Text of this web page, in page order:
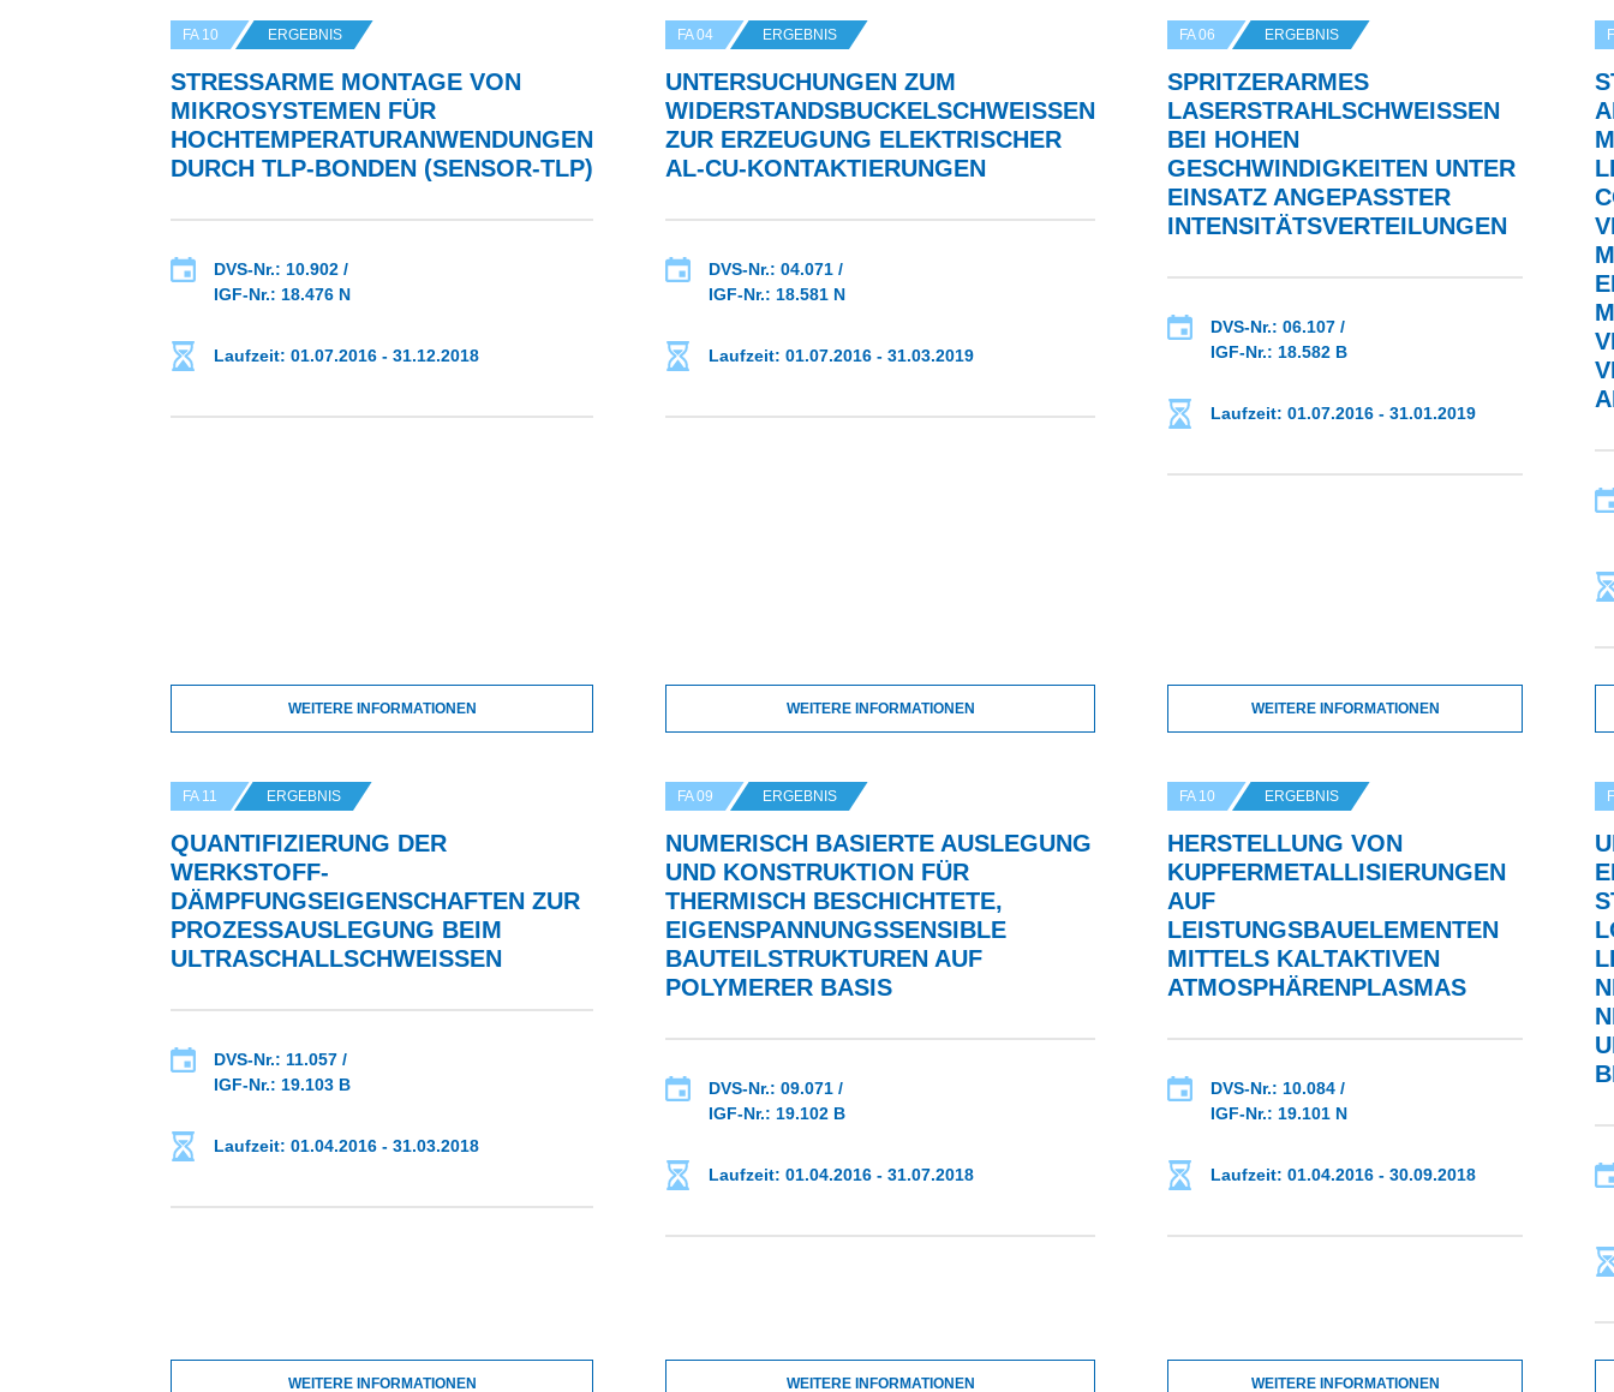
FA 10 ERGEBNIS
STRESSARME MONTAGE VON
MIKROSYSTEMEN FÜR
HOCHTEMPERATURANWENDUNGEN
DURCH TLP-BONDEN (SENSOR-TLP)
DVS-Nr.: 10.902 /
IGF-Nr.: 18.476 N
Laufzeit: 01.07.2016 - 31.12.2018
WEITERE INFORMATIONEN
FA 04 ERGEBNIS
UNTERSUCHUNGEN ZUM
WIDERSTANDSBUCKELSCHWEISSEN Z
UR ERZEUGUNG ELEKTRISCHER A
L-CU-KONTAKTIERUNGEN
DVS-Nr.: 04.071 /
IGF-Nr.: 18.581 N
Laufzeit: 01.07.2016 - 31.03.2019
WEITERE INFORMATIONEN
FA 06 ERGEBNIS
SPRITZERARMES
LASERSTRAHLSCHWEISSEN B
EI HOHEN G
ESCHWINDIGKEITEN UNTER E
INSATZ ANGEPASSTER I
NTENSITÄTSVERTEILUNGEN
DVS-Nr.: 06.107 /
IGF-Nr.: 18.582 B
Laufzeit: 01.07.2016 - 31.01.2019
WEITERE INFORMATIONEN
FA 11 ERGEBNIS
QUANTIFIZIERUNG DER
WERKSTOFF-
DÄMPFUNGSEIGENSCHAFTEN ZUR
PROZESSAUSLEGUNG BEIM
ULTRASCHALLSCHWEISSEN
DVS-Nr.: 11.057 /
IGF-Nr.: 19.103 B
Laufzeit: 01.04.2016 - 31.03.2018
WEITERE INFORMATIONEN
FA 09 ERGEBNIS
NUMERISCH BASIERTE AUSLEGUNG
UND KONSTRUKTION FÜR
THERMISCH BESCHICHTETE,
EIGENSPANNUNGSSENSIBLE
BAUTEILSTRUKTUREN AUF
POLYMERER BASIS
DVS-Nr.: 09.071 /
IGF-Nr.: 19.102 B
Laufzeit: 01.04.2016 - 31.07.2018
WEITERE INFORMATIONEN
FA 10 ERGEBNIS
HERSTELLUNG VON
KUPFERMETALLISIERUNGEN
AUF
LEISTUNGSBAUELEMENTEN
MITTELS KALTAKTIVEN
ATMOSPHÄRENPLASMAS
DVS-Nr.: 10.084 /
IGF-Nr.: 19.101 N
Laufzeit: 01.04.2016 - 30.09.2018
WEITERE INFORMATIONEN